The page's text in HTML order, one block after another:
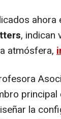
, indican
atmósfera,
la